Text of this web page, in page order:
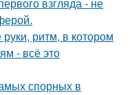
ритм, в котором
- всё это
спорных в